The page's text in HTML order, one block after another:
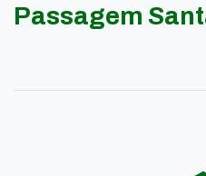
Passagem